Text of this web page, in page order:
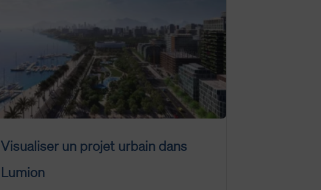
Visualiser un projet urbain dans
Lumion